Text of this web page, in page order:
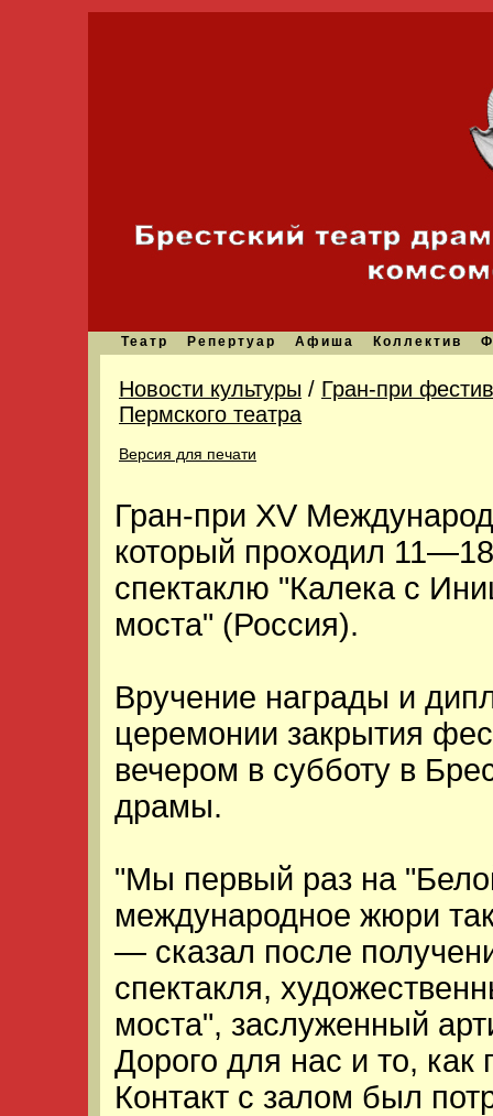
Театр Репертуар Афиша Коллектив
Новости культуры / Гран-при
Пермского театра
Версия для печати
Гран-при XV
который проходил
спектаклю "Калека с
моста" (Россия).
Вручение награды и
церемонии закрытия
вечером в субботу в
драмы.
"Мы первый раз на
международное жюри
— сказал после
спектакля,
моста", заслуженный
Дорого для нас и то, как
Контакт с залом был